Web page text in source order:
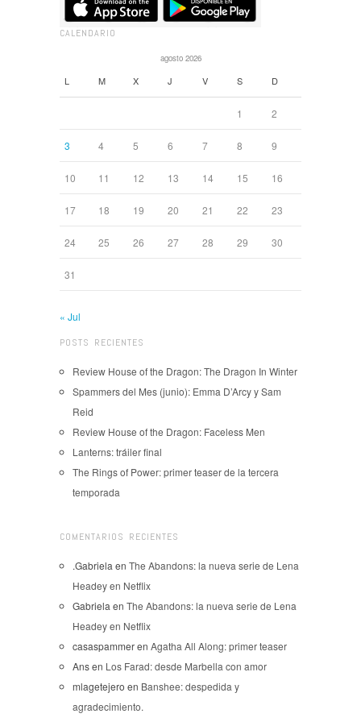
CALENDARIO
agosto 2026
L M X J V S D
1 2
3 4 5 6 7 8 9
10 11 12 13 14 15 16
17 18 19 20 21 22 23
24 25 26 27 28 29 30
31
« Jul
POSTS RECIENTES
Review House of the Dragon: The Dragon In Winter
Spammers del Mes (junio): Emma D’Arcy y Sam
Reid
Review House of the Dragon: Faceless Men
Lanterns: tráiler final
The Rings of Power: primer teaser de la tercera
temporada
COMENTARIOS RECIENTES
.Gabriela en The Abandons: la nueva serie de Lena
Headey en Netflix
Gabriela en The Abandons: la nueva serie de Lena
Headey en Netflix
casaspammeren Agatha All Along: primer teaser
Ansen Los Farad: desde Marbella con amor
mlagetejero en Banshee: despedida y
agradecimiento.